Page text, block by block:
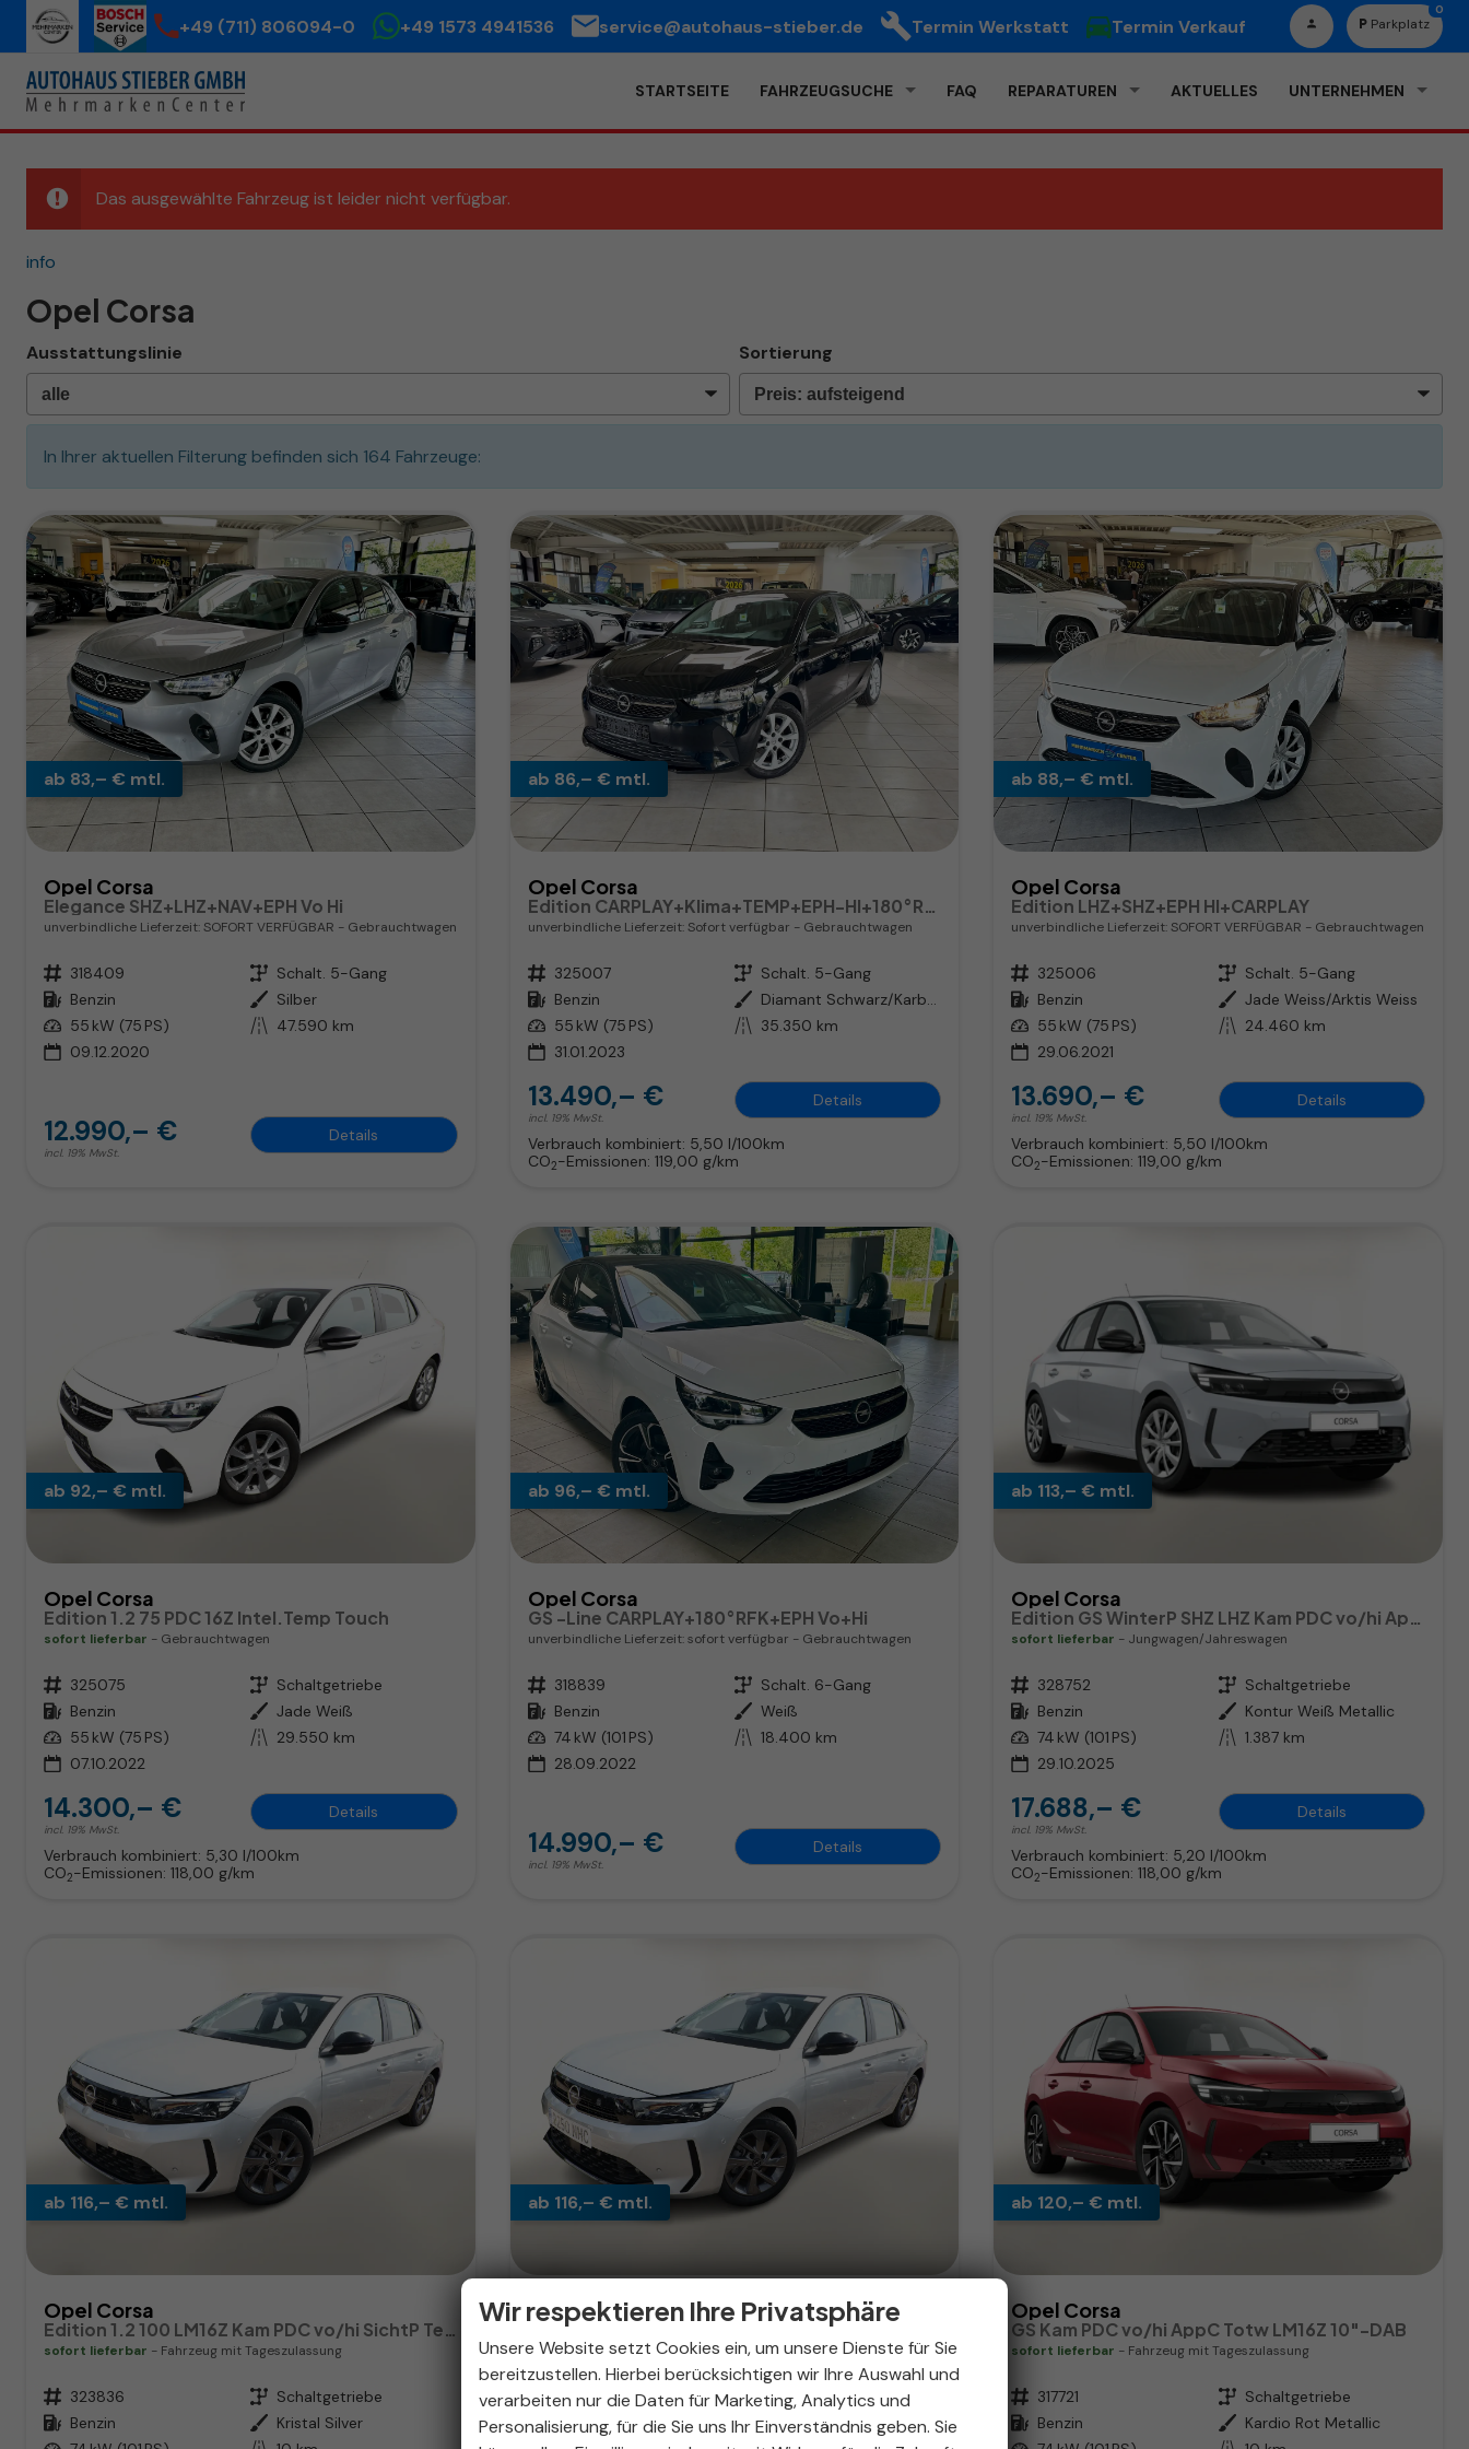
+49 (711) 806094-0 +49 1573 4941536 service@autohaus-stieber.de Termin Werkstatt Termin Verkauf Parkplatz
0
STARTSEITE FAHRZEUGSUCHE FAQ REPARATUREN AKTUELLES UNTERNEHMEN
Das ausgewählte Fahrzeug ist leider nicht verfügbar.
info
Opel Corsa
Ausstattungslinie Sortierung
In Ihrer aktuellen Filterung befinden sich 164 Fahrzeuge:
ab 83,– € mtl.
Opel Corsa
Elegance SHZ+LHZ+NAV+EPH Vo Hi
unverbindliche Lieferzeit: SOFORT VERFÜGBAR Gebrauchtwagen
Fahrzeugnr. 318409 Getriebe Schalt. 5-Gang
Kraftstoff Benzin Außenfarbe Silber
Leistung 55 kW (75 PS) Kilometerstand 47.590 km
09.12.2020
12.990,– €
incl. 19% MwSt.
Details
ab 86,– € mtl.
Opel Corsa
Edition CARPLAY+Klima+TEMP+EPH-HI+180°RFK
unverbindliche Lieferzeit: Sofort verfügbar Gebrauchtwagen
Fahrzeugnr. 325007 Getriebe Schalt. 5-Gang
Kraftstoff Benzin Außenfarbe
Diamant Schwarz/Karbon Schwarz
Leistung 55 kW (75 PS) Kilometerstand 35.350 km
31.01.2023
13.490,– €
incl. 19% MwSt.
Details
Verbrauch kombiniert: 5,50 l/100km
CO2-Emissionen: 119,00 g/km
ab 88,– € mtl.
Opel Corsa
Edition LHZ+SHZ+EPH HI+CARPLAY
unverbindliche Lieferzeit: SOFORT VERFÜGBAR Gebrauchtwagen
Fahrzeugnr. 325006 Getriebe Schalt. 5-Gang
Kraftstoff Benzin Außenfarbe Jade Weiss/Arktis Weiss
Leistung 55 kW (75 PS) Kilometerstand 24.460 km
29.06.2021
13.690,– €
incl. 19% MwSt.
Details
Verbrauch kombiniert: 5,50 l/100km
CO2-Emissionen:119,00 g/km
ab 92,– € mtl.
Opel Corsa
Edition 1.2 75 PDC 16Z Intel.Temp Touch
sofort lieferbar Gebrauchtwagen
Fahrzeugnr. 325075 Getriebe Schaltgetriebe
Kraftstoff Benzin Außenfarbe Jade Weiß
Leistung 55 kW (75 PS) Kilometerstand 29.550 km
07.10.2022
14.300,– €
incl. 19% MwSt.
Details
Verbrauch kombiniert: 5,30 l/100km
CO2-Emissionen: 118,00 g/km
ab 96,– € mtl.
Opel Corsa
GS -Line CARPLAY+180°RFK+EPH Vo+Hi
unverbindliche Lieferzeit: sofort verfügbar Gebrauchtwagen
Fahrzeugnr. 318839 Getriebe Schalt. 6-Gang
Kraftstoff Benzin Außenfarbe Weiß
Leistung 74 kW (101 PS) Kilometerstand 18.400 km
28.09.2022
14.990,– €
incl. 19% MwSt.
Details
ab 113,– € mtl.
Opel Corsa
Edition GS WinterP SHZ LHZ Kam PDC vo/hi AppC Totw
sofort lieferbar Jungwagen/Jahreswagen
Fahrzeugnr. 328752 Getriebe Schaltgetriebe
Kraftstoff Benzin Außenfarbe Kontur Weiß Metallic
Leistung 74 kW (101 PS) Kilometerstand 1.387 km
29.10.2025
17.688,– €
incl. 19% MwSt.
Details
Verbrauch kombiniert: 5,20 l/100km
CO2-Emissionen:118,00 g/km
ab 116,– € mtl.
Opel Corsa
Edition 1.2 100 LM16Z Kam PDC vo/hi SichtP Temp
sofort lieferbar Fahrzeug mit Tageszulassung
Fahrzeugnr. 323836 Getriebe Schaltgetriebe
Kraftstoff Benzin Außenfarbe Kristal Silver
ab 116,– € mtl.
Opel Corsa
sofort lieferbar Fahrzeug mit Tageszulassung
Fahrzeugnr. 324122 Getriebe Schaltgetriebe
Kraftstoff Benzin Außenfarbe Kristal Silver
ab 120,– € mtl.
Opel Corsa
GS Kam PDC vo/hi AppC Totw LM16Z 10"-DAB
sofort lieferbar Fahrzeug mit Tageszulassung
Fahrzeugnr. 317721 Getriebe Schaltgetriebe
Kraftstoff Benzin Außenfarbe Kardio Rot Metallic
Wir respektieren Ihre Privatsphäre
Unsere Website setzt Cookies ein, um unsere Dienste für Sie
bereitzustellen. Hierbei berücksichtigen wir Ihre Auswahl und
verarbeiten nur die Daten für Marketing, Analytics und
Personalisierung, für die Sie uns Ihr Einverständnis geben. Sie